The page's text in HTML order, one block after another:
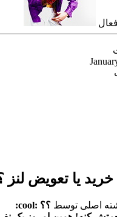
يا تعويض لنز
اصلی توسط ؟؟ :cool: